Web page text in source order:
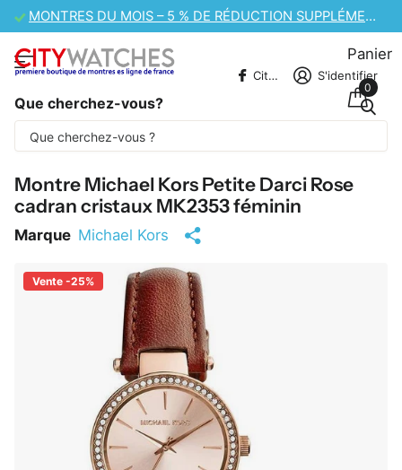
VENTE DE MONTRES CASIO – 10 % DE RÉDUCTION SUPPLÉMENTAIRE
Que cherchez-vous?
CitywatchesFR S'identifier
Panier
0
Une partie du contenu est traduite
automatiquement.
Montre Michael Kors Petite Darci Rose
cadran cristaux MK2353 féminin
Marque Michael Kors
Vente -25%